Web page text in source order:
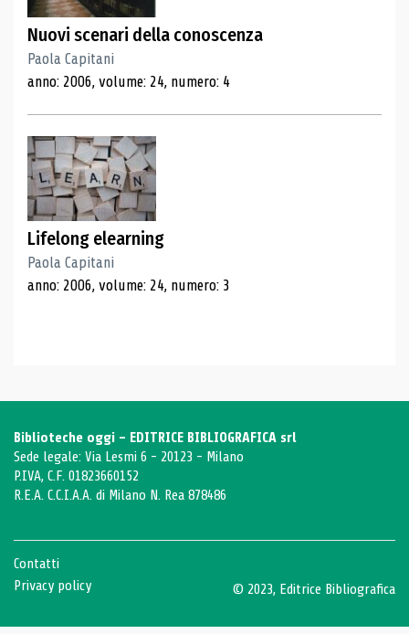
Nuovi scenari della conoscenza
Paola Capitani
anno: 2006, volume: 24, numero: 4
Lifelong elearning
Paola Capitani
anno: 2006, volume: 24, numero: 3
Biblioteche oggi - EDITRICE BIBLIOGRAFICA srl
Sede legale: Via Lesmi 6 - 20123 - Milano
P.IVA, C.F. 01823660152
R.E.A. C.C.I.A.A. di Milano N. Rea 878486
Contatti
Privacy policy
© 2023, Editrice Bibliografica